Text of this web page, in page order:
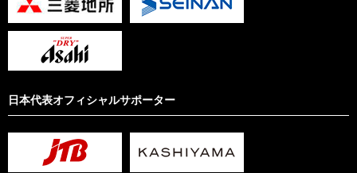
日本代表オフィシャルサポーター